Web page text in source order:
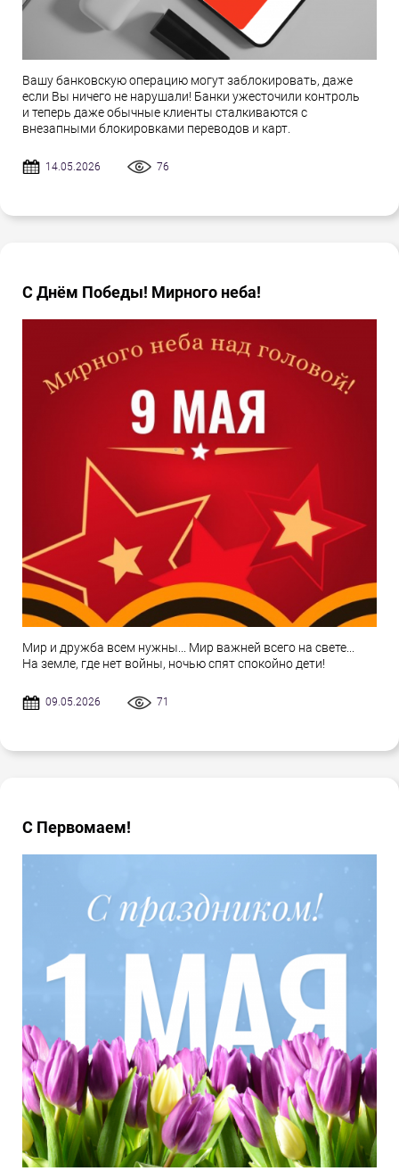
Вашу банковскую операцию могут заблокировать, даже
если Вы ничего не нарушали! Банки ужесточили контроль
и теперь даже обычные клиенты сталкиваются с
внезапными блокировками переводов и карт.
14.05.2026 76
С Днём Победы! Мирного неба!
Мир и дружба всем нужны... Мир важней всего на свете...
На земле, где нет войны, ночью спят спокойно дети!
09.05.2026 71
С Первомаем!